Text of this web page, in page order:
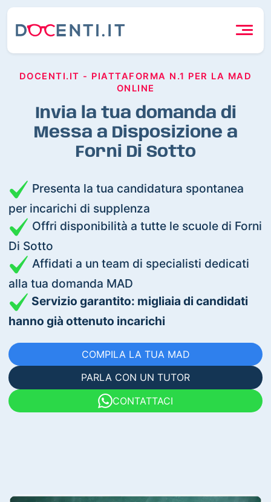
DOCENTI.IT - PIATTAFORMA N.1 PER LA MAD
ONLINE
Invia la tua domanda di
Messa a Disposizione a
Forni Di Sotto
Presenta la tua candidatura spontanea
per incarichi di supplenza
Offri disponibilità a tutte le scuole di Forni
Di Sotto
Affidati a un team di specialisti dedicati
alla tua domanda MAD
Servizio garantito: migliaia di candidati
hanno già ottenuto incarichi
COMPILA LA TUA MAD
PARLA CON UN TUTOR
CONTATTACI